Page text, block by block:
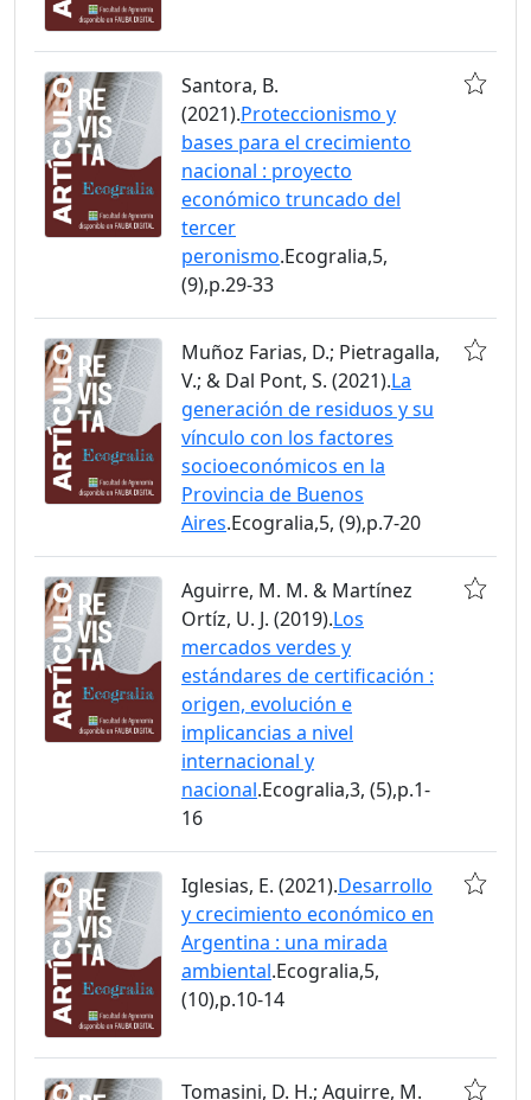
Santora, B.
(2021).Proteccionismo y
bases para el crecimiento
nacional : proyecto
económico truncado del
tercer
peronismo.Ecogralia,5,
(9),p.29-33
Muñoz Farias, D.; Pietragalla,
V.; & Dal Pont, S. (2021).La
generación de residuos y su
vínculo con los factores
socioeconómicos en la
Provincia de Buenos
Aires.Ecogralia,5, (9),p.7-20
Aguirre, M. M. & Martínez
Ortíz, U. J. (2019).Los
mercados verdes y
estándares de certificación :
origen, evolución e
implicancias a nivel
internacional y
nacional.Ecogralia,3, (5),p.1-
16
Iglesias, E. (2021).Desarrollo
y crecimiento económico en
Argentina : una mirada
ambiental.Ecogralia,5,
(10),p.10-14
Tomasini, D. H.; Aguirre, M.